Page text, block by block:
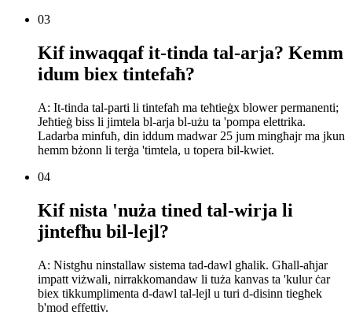
03
Kif inwaqqaf it-tinda tal-arja? Kemm
idum biex tintefaħ?
A: It-tinda tal-parti li tintefaħ ma teħtieġx blower permanenti;
Jeħtieġ biss li jimtela bl-arja bl-użu ta 'pompa elettrika.
Ladarba minfuħ, din iddum madwar 25 jum mingħajr ma jkun
hemm bżonn li terġa 'timtela, u topera bil-kwiet.
04
Kif nista 'nuża tined tal-wirja li
jintefħu bil-lejl?
A: Nistgħu ninstallaw sistema tad-dawl għalik. Għall-aħjar
impatt viżwali, nirrakkomandaw li tuża kanvas ta 'kulur ċar
biex tikkumplimenta d-dawl tal-lejl u turi d-disinn tiegħek
b'mod effettiv.